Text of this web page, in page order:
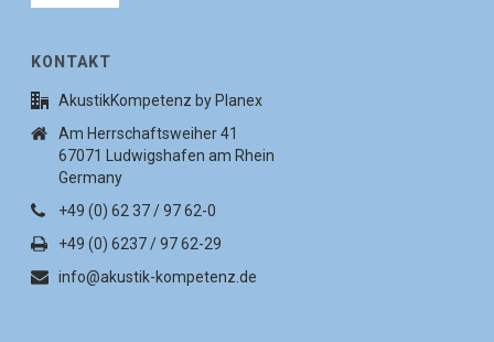
KONTAKT
AkustikKompetenz by Planex
Am Herrschaftsweiher 41
67071 Ludwigshafen am Rhein
Germany
+49 (0) 62 37 / 97 62-0
+49 (0) 6237 / 97 62-29
info@akustik-kompetenz.de